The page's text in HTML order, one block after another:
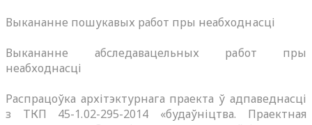
Выкананне пошукавых работ пры неабходнасці
Выкананне абследавацельных работ пры
неабходнасці
Распрацоўка архітэктурнага праекта ў адпаведнасці
з ТКП 45-1.02-295-2014 «будаўніцтва. Праектная